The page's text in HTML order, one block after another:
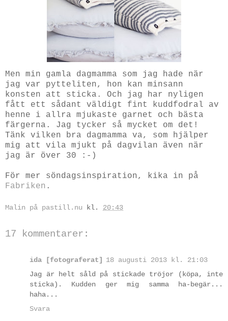
Men min gamla dagmamma som jag hade när
jag var pytteliten, hon kan minsann
konsten att sticka. Och jag har nyligen
fått ett sådant väldigt fint kuddfodral av
henne i allra mjukaste garnet och bästa
färgerna. Jag tycker så mycket om det!
Tänk vilken bra dagmamma va, som hjälper
mig att vila mjukt på dagvilan även när
jag är över 30 :-)
För mer söndagsinspiration, kika in på
Fabriken .
Malin på pastill.nu kl. 20:43
17 kommentarer:
ida [fotograferat]
18 augusti 2013 kl. 21:03
Jag är helt såld på stickade tröjor (köpa, inte
sticka). Kudden ger mig samma ha-begär...
haha...
Svara